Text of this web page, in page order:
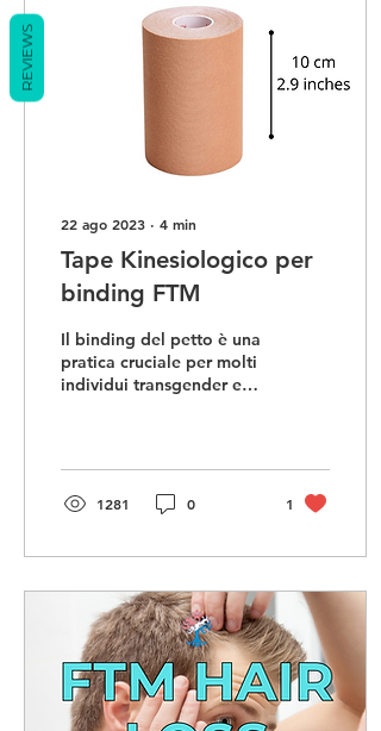
22 ago 2023 ∙ 4 min
Tape Kinesiologico per
binding FTM
Il binding del petto è una
pratica cruciale per molti
individui transgender e
1281 0 1
REVIEWS